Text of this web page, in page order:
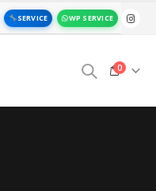
SERVICE WP SERVICE
0